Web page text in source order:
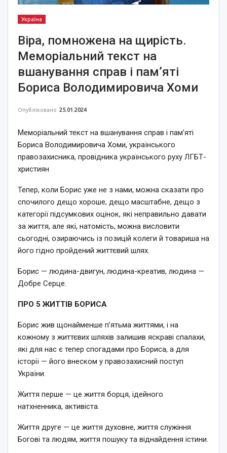
Україна
Віра, помножена на щирість.
Меморіальний текст на
вшанування справ і пам’яті
Бориса Володимировича Хоми
Опубліковано 25.01.2024
Меморіальний текст на вшанування справ і пам’яті
Бориса Володимировича Хоми, українського
правозахисника, провідника українського руху ЛГБТ-
християн
Тепер, коли Борис уже не з нами, можна сказати про
спочилого дещо хороше, дещо масштабне, дещо з
категорії підсумкових оцінок, які неправильно давати
за життя, але які, натомість, можна висловити
сьогодні, озираючись із позицій колеги й товариша на
його гідно пройдений життєвий шлях.
Борис — людина-двигун, людина-креатив, людина —
Добре Серце.
ПРО 5 ЖИТТІВ БОРИСА
Борис жив щонайменше п’ятьма життями, і на
кожному з життєвих шляхів залишив яскраві спалахи,
які для нас є тепер спогадами про Бориса, а для
історії — його внеском у правозахисний поступ
України.
Життя перше — це життя борця, ідейного
натхненника, активіста.
Життя друге — це життя духовне, життя служіння
Богові та людям, життя пошуку та віднайдення істини.